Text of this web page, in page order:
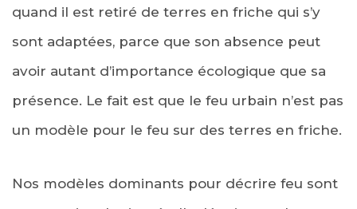
quand il est retiré de terres en friche qui s’y
sont adaptées, parce que son absence peut
avoir autant d’importance écologique que sa
présence. Le fait est que le feu urbain n’est pas
un modèle pour le feu sur des terres en friche.
Nos modèles dominants pour décrire feu sont